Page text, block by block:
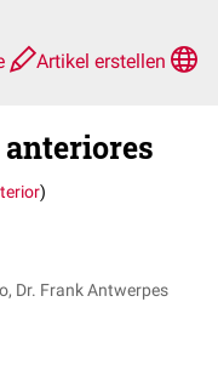
Artikel erstellen
)
Dr. Frank Antwerpes